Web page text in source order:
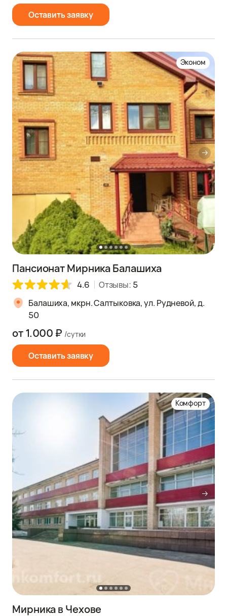
Оставить заявку
Эконом
Пансионат Мирника Балашиха
4.6 Отзывы: 5
Балашиха, мкрн. Салтыковка, ул. Рудневой, д.
50
Оставить заявку
от 1.000 ₽ /сутки
Комфорт
Мирника в Чехове